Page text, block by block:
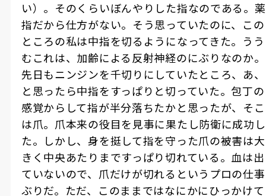
い）。そのくらいぼんやりした指なのである。薬
指だから仕方がない。そう思っていたのに、この
ところの私は中指を切るようになってきた。うう
むこれは、加齢による反射神経のにぶりなのか。
先日もニンジンを千切りにしていたところ、あ、
と思ったら中指をすっぱりと切っていた。包丁の
感覚からして指が半分落ちたかと思ったが、そこ
は爪。爪本来の役目を見事に果たし防衛に成功し
た。しかし、身を挺して指を守った爪の被害は大
きく中央あたりまですっぱり切れている。血は出
ていないので、爪だけが切れるというプロの仕事
ぶりだ。ただ、このままではなにかにひっかけて